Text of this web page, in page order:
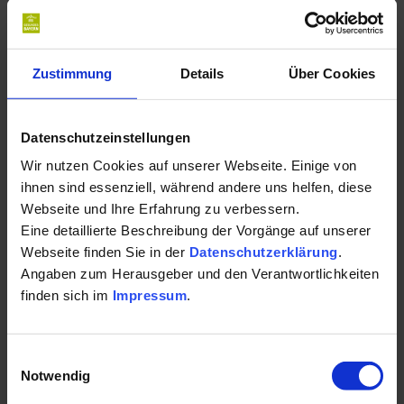
Zustimmung Details Über Cookies
Datenschutzeinstellungen
Wir nutzen Cookies auf unserer Webseite. Einige von
ihnen sind essenziell, während andere uns helfen, diese
Webseite und Ihre Erfahrung zu verbessern.
Eine detaillierte Beschreibung der Vorgänge auf unserer
Webseite finden Sie in der Datenschutzerklärung.
Angaben zum Herausgeber und den Verantwortlichkeiten
finden sich im Impressum.
Notwendig
auf dem Gipfel. Damit ist der
Ort im Allgäu ideal für kleine und große Wanderrouten.
Hier entspannen Sie ganzheitlich Körper und Geist. Hier
lassen Sie Alltag und Gesundheitsprobleme Schritt für
Rudern:Auch Rudern stärkt das Herz-Kreislaufsystem
nachhaltig. Am Chiemsee verbinden sich Wasser und
Erholung auf ideale Weise. Der Kurort liegt in der
malerischen Kulisse der Alpen. Und falls Sie einmal nicht
rudern möchten –Prien am Chiemseeist außerdem ein
Kneippkurort.
6 Tipps für Sport im